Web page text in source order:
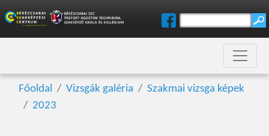
Főoldal Vizsgák galéria
Szakmai vizsga képek
2023